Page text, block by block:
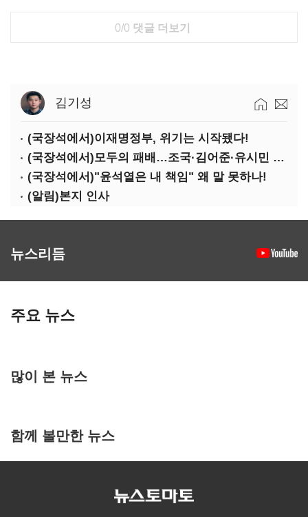
0/0 댓글 더보기
김기성
(국장석에서)이재명정부, 위기는 시작됐다!
(국장석에서)모두의 패배…조국·김어준·유시민 퇴장해야
(국장석에서)"윤석열은 내 책임" 왜 말 못하나!
(알림)본지 인사
뉴스리듬
주요 뉴스
많이 본 뉴스
함께 볼만한 뉴스